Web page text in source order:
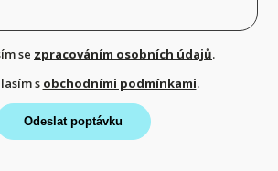
se zpracováním osobních údajů.
s obchodními podmínkami.
Odeslat poptávku